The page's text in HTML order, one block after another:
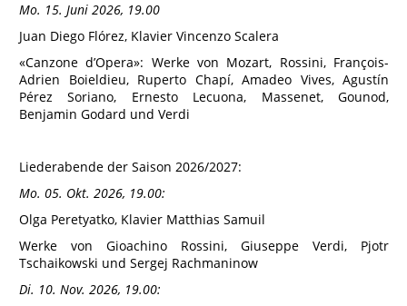
Mo. 15. Juni 2026, 19.00
Juan Diego Flórez, Klavier Vincenzo Scalera
«Canzone d’Opera»: Werke von Mozart, Rossini, François-
Adrien Boieldieu, Ruperto Chapí, Amadeo Vives, Agustín
Pérez Soriano, Ernesto Lecuona, Massenet, Gounod,
Benjamin Godard und Verdi
Liederabende der Saison 2026/2027:
Mo. 05. Okt. 2026, 19.00:
Olga Peretyatko, Klavier Matthias Samuil
Werke von Gioachino Rossini, Giuseppe Verdi, Pjotr
Tschaikowski und Sergej Rachmaninow
Di. 10. Nov. 2026, 19.00: